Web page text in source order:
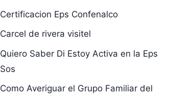
Certificacion Eps Confenalco
Carcel de rivera visitel
Quiero Saber Di Estoy Activa en la Eps
Sos
Como Averiguar el Grupo Familiar del